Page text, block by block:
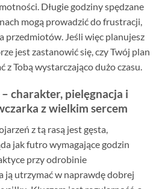
Długie godziny spędzane
mogą prowadzić do frustracji,
przedmiotów. Jeśli więc planujesz
jest zastanowić się, czy Twój plan
z Tobą wystarczająco dużo czasu.
charakter, pielęgnacja i
z wielkim sercem
z tą rasą jest gęsta,
jak futro wymagające godzin
przy odrobinie
ją utrzymać w naprawdę dobrej